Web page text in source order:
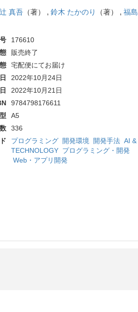
辻 真吾（著） , 鈴木 たかのり （著） , 福島
176610
販売終了
宅配便にてお届け
2022年10月24日
2022年10月21日
9784798176611
A5
336
プログラミング 開発環境 開発手法 AI &
TECHNOLOGY プログラミング・開発
Web・アプリ開発